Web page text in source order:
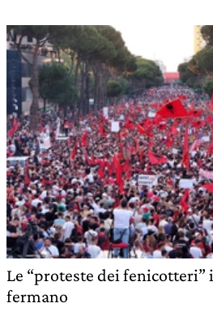
Le “proteste dei fenicotteri”
fermano